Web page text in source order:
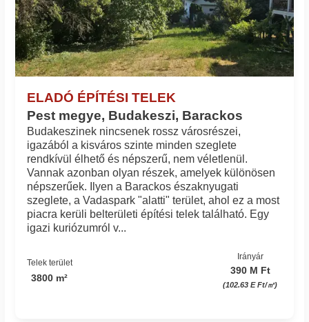
ELADÓ ÉPÍTÉSI TELEK
Pest megye, Budakeszi, Barackos
Budakeszinek nincsenek rossz városrészei,
igazából a kisváros szinte minden szeglete
rendkívül élhető és népszerű, nem véletlenül.
Vannak azonban olyan részek, amelyek különösen
népszerűek. Ilyen a Barackos északnyugati
szeglete, a Vadaspark "alatti" terület, ahol ez a most
piacra kerüli belterületi építési telek található. Egy
igazi kuriózumról v...
Telek terület
3800 m²
Irányár
390 M Ft
(102.63 E Ft/㎡)